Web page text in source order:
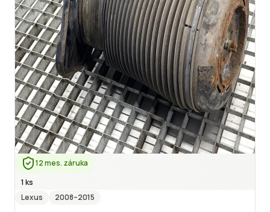
12 mes. záruka
1 ks
Lexus
2008–2015